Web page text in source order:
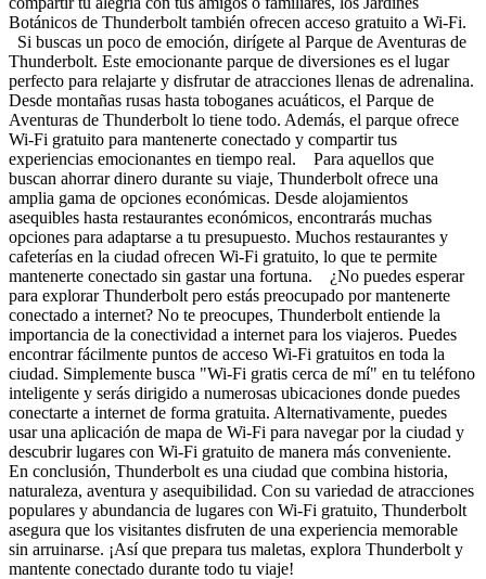
Botánicos de Thunderbolt también ofrecen acceso gratuito a Wi-Fi.
Si buscas un poco de emoción, dirígete al Parque de Aventuras de
Thunderbolt. Este emocionante parque de diversiones es el lugar
perfecto para relajarte y disfrutar de atracciones llenas de adrenalina.
Desde montañas rusas hasta toboganes acuáticos, el Parque de
Aventuras de Thunderbolt lo tiene todo. Además, el parque ofrece
Wi-Fi gratuito para mantenerte conectado y compartir tus
experiencias emocionantes en tiempo real. Para aquellos que
buscan ahorrar dinero durante su viaje, Thunderbolt ofrece una
amplia gama de opciones económicas. Desde alojamientos
asequibles hasta restaurantes económicos, encontrarás muchas
opciones para adaptarse a tu presupuesto. Muchos restaurantes y
cafeterías en la ciudad ofrecen Wi-Fi gratuito, lo que te permite
mantenerte conectado sin gastar una fortuna. ¿No puedes esperar
para explorar Thunderbolt pero estás preocupado por mantenerte
conectado a internet? No te preocupes, Thunderbolt entiende la
importancia de la conectividad a internet para los viajeros. Puedes
encontrar fácilmente puntos de acceso Wi-Fi gratuitos en toda la
ciudad. Simplemente busca "Wi-Fi gratis cerca de mí" en tu teléfono
inteligente y serás dirigido a numerosas ubicaciones donde puedes
conectarte a internet de forma gratuita. Alternativamente, puedes
usar una aplicación de mapa de Wi-Fi para navegar por la ciudad y
descubrir lugares con Wi-Fi gratuito de manera más conveniente.
En conclusión, Thunderbolt es una ciudad que combina historia,
naturaleza, aventura y asequibilidad. Con su variedad de atracciones
populares y abundancia de lugares con Wi-Fi gratuito, Thunderbolt
asegura que los visitantes disfruten de una experiencia memorable
sin arruinarse. ¡Así que prepara tus maletas, explora Thunderbolt y
mantente conectado durante todo tu viaje!